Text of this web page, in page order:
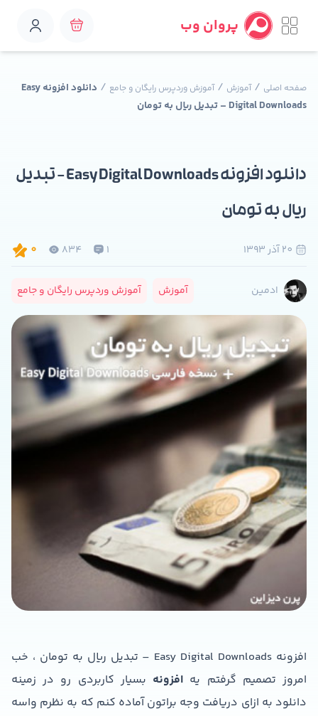
پروان وب
صفحه اصلی /آموزش /آموزش وردپرس رایگان و جامع /
دانلود افزونه Easy
Digital Downloads – تبدیل ریال به تومان
1
834
0
دانلود افزونه Easy Digital Downloads – تبدیل
ریال به تومان
ادمین آموزش آموزش وردپرس رایگان و جامع
افزونه Easy Digital Downloads – تبدیل ریال به تومان ، خب
امروز تصمیم گرفتم یه افزونه بسیار کاربردی رو در زمینه
دانلود به ازای دریافت وجه براتون آماده کنم که به نظرم واسه